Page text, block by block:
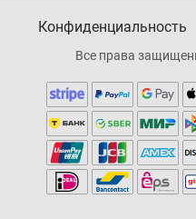
Конфиденциальность
Все права